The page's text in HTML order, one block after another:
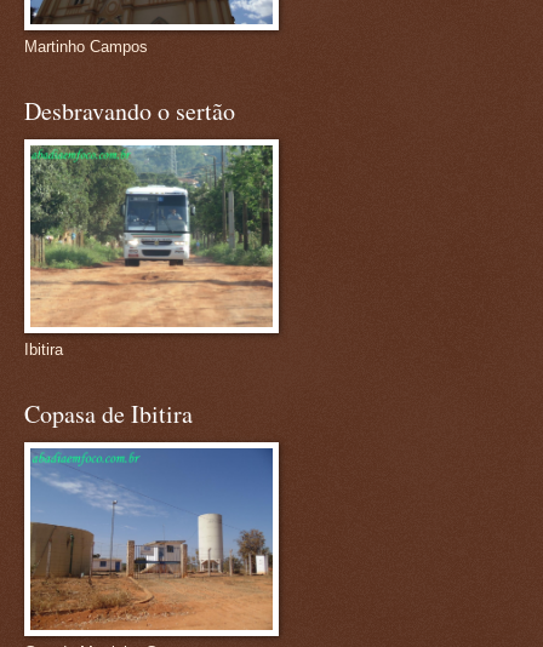
Martinho Campos
Desbravando o sertão
Ibitira
Copasa de Ibitira